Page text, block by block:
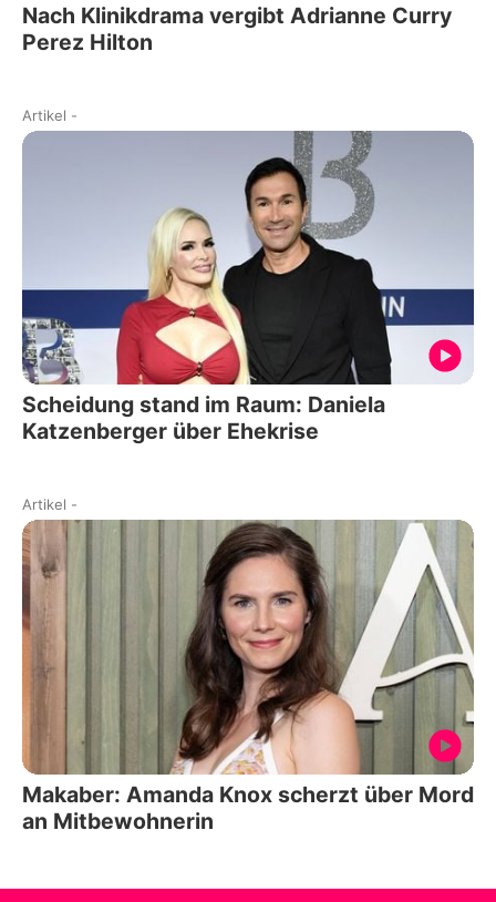
Nach Klinikdrama vergibt Adrianne Curry
Perez Hilton
Artikel -
Scheidung stand im Raum: Daniela
Katzenberger über Ehekrise
Artikel -
Makaber: Amanda Knox scherzt über Mord
an Mitbewohnerin